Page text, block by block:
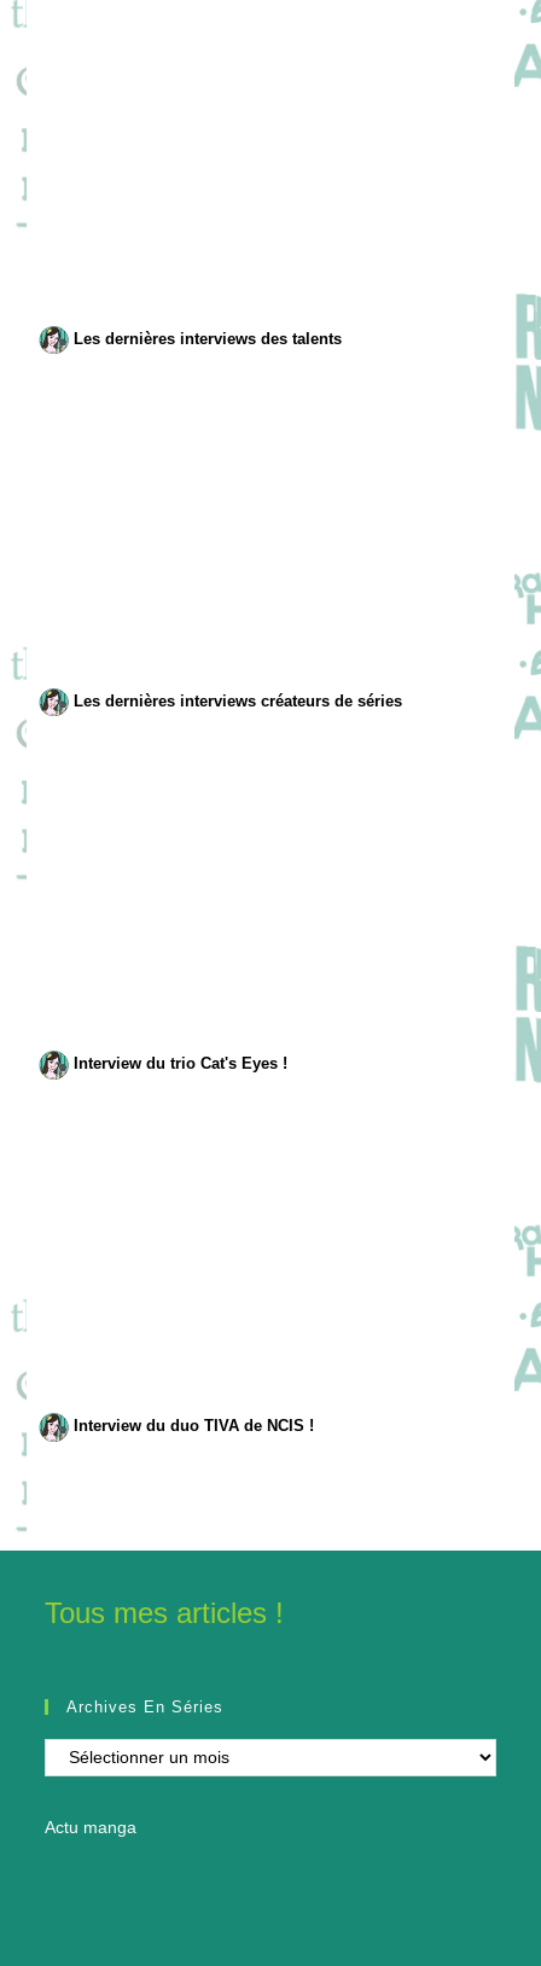
Les dernières interviews des talents
Les dernières interviews créateurs de séries
Interview du trio Cat's Eyes !
Interview du duo TIVA de NCIS !
Tous mes articles !
Archives En Séries
Archives
en
Actu manga